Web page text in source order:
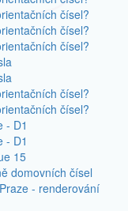
čísel?
čísel?
čísel?
čísel?
čísel?
- D1
- D1
15
domovních čísel
- renderování